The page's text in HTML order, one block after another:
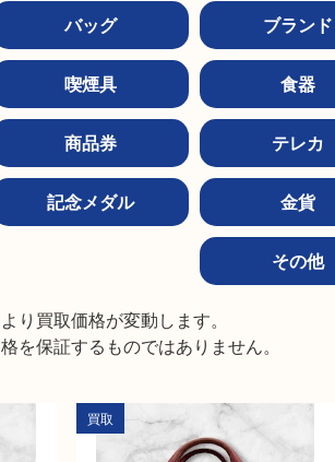
バッグ ブランド
喫煙具 食器
商品券 テレカ
記念メダル 金貨
その他
り買取価格が変動します。
を保証するものではありません。
買取